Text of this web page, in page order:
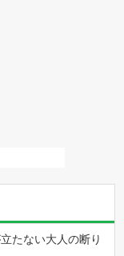
たない大人の断り